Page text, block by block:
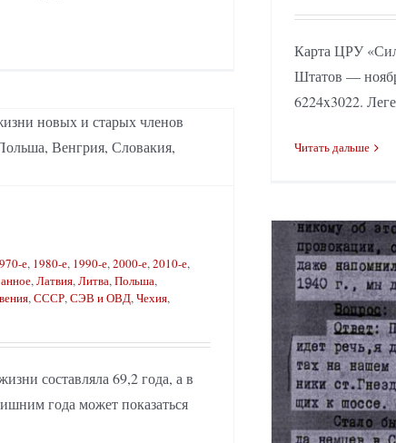
Карта ЦРУ
Штатов —
6224x3022.
Читать дальше
е, 1980-е, 1990-е,2000-е,2010-е,
,Латвия,Литва,Польша,
,СССР,СЭВ и ОВД,Чехия,
составляла 69,2 года, а в
года может показаться